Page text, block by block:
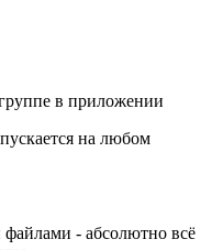
в приложении
на любом
- абсолютно всё